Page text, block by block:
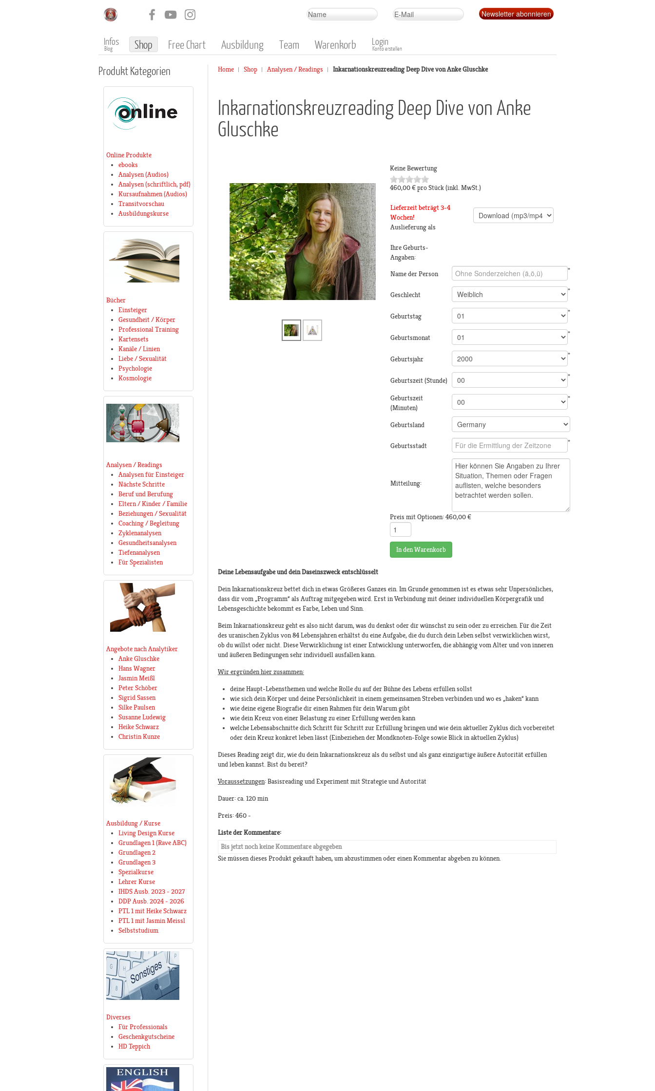
Infos
Blog Shop Free Chart Ausbildung Team Warenkorb Login
Konto erstellen
Home Shop Analysen / Readings Inkarnationskreuzreading Deep Dive von Anke Gluschke
Inkarnationskreuzreading Deep Dive von Anke
Gluschke
Keine Bewertung
460,00 € pro Stück(inkl. MwSt.)
Lieferzeit beträgt 3-4
Wochen!
Auslieferung als
Ihre Geburts-
Angaben:
Name der Person
*
Geschlecht *
Geburtstag *
Geburtsmonat *
Geburtsjahr *
Geburtszeit (Stunde) *
Geburtszeit
(Minuten)
*
Geburtsland
Geburtsstadt *
Mitteilung:
Preis mit Optionen: 460,00 €
In den Warenkorb
Deine Lebensaufgabe und dein Daseinszweck entschlüsselt
Dein Inkarnationskreuz bettet dich in etwas Größeres Ganzes ein. Im Grunde genommen ist es etwas sehr Unpersönliches,
dass dir vom „Programm“ als Auftrag mitgegeben wird. Erst in Verbindung mit deiner individuellen Körpergrafik und
Lebensgeschichte bekommt es Farbe, Leben und Sinn.
Beim Inkarnationskreuz geht es also nicht darum, was du denkst oder dir wünschst zu sein oder zu erreichen. Für die Zeit
des uranischen Zyklus von 84 Lebensjahren erhältst du eine Aufgabe, die du durch dein Leben selbst verwirklichen wirst,
ob du willst oder nicht. Diese Verwirklichung ist einer Entwicklung unterworfen, die abhängig vom Alter und von inneren
und äußeren Bedingungen sehr individuell ausfallen kann.
Wir ergründen hier zusammen:
deine Haupt-Lebensthemen und welche Rolle du auf der Bühne des Lebens erfüllen sollst
wie sich dein Körper und deine Persönlichkeit in einem gemeinsamen Streben verbinden und wo es „haken“ kann
wie deine eigene Biografie dir einen Rahmen für dein Warum gibt
wie dein Kreuz von einer Belastung zu einer Erfüllung werden kann
welche Lebensabschnitte dich Schritt für Schritt zur Erfüllung bringen und wie dein aktueller Zyklus dich vorbereitet
oder dein Kreuz konkret leben lässt (Einbeziehen der Mondknoten-Folge sowie Blick in aktuellen Zyklus)
Dieses Reading zeigt dir, wie du dein Inkarnationskreuz als du selbst und als ganz einzigartige äußere Autorität erfüllen
und leben kannst. Bist du bereit?
Voraussetzungen: Basisreading und Experiment mit Strategie und Autorität
Dauer: ca. 120 min
Preis: 460 -
Liste der Kommentare:
Bis jetzt noch keine Kommentare abgegeben
Sie müssen dieses Produkt gekauft haben, um abzustimmen oder einen Kommentar abgeben zu können.
ProduktKategorien
Online Produkte
ebooks
Analysen (Audios)
Analysen (schriftlich, pdf)
Kursaufnahmen (Audios)
Transitvorschau
Ausbildungskurse
Bücher
Einsteiger
Gesundheit / Körper
Professional Training
Kartensets
Kanäle / Linien
Liebe / Sexualität
Psychologie
Kosmologie
Analysen / Readings
Analysen für Einsteiger
Nächste Schritte
Beruf und Berufung
Eltern / Kinder / Familie
Beziehungen / Sexualität
Coaching / Begleitung
Zyklenanalysen
Gesundheitsanalysen
Tiefenanalysen
Für Spezialisten
Angebote nach Analytiker
Anke Gluschke
Hans Wagner
Jasmin Meißl
Peter Schöber
Sigrid Sassen
Silke Paulsen
Susanne Ludewig
Heike Schwarz
Christin Kunze
Ausbildung / Kurse
Living Design Kurse
Grundlagen 1 (Rave ABC)
Grundlagen 2
Grundlagen 3
Spezialkurse
Lehrer Kurse
IHDS Ausb. 2023 - 2027
DDP Ausb. 2024 - 2026
PTL 1 mit Heike Schwarz
PTL 1 mit Jasmin Meissl
Selbststudium
Diverses
Für Professionals
Geschenkgutscheine
HD Teppich